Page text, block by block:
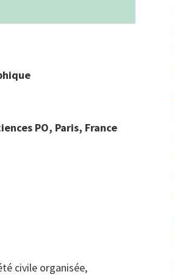
PO, Paris, France
civile organisée,